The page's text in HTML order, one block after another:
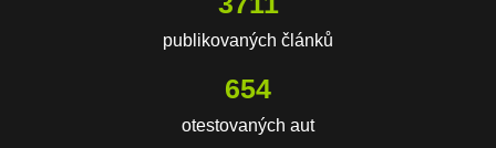
publikovaných článků
654
otestovaných aut